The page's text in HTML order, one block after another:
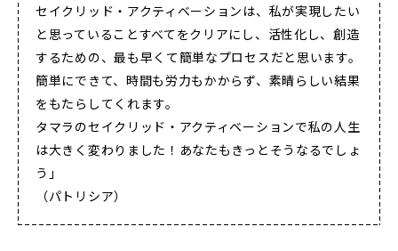
セイクリッド・アクティベーションは、私が実現したい
と思っていることすべてをクリアにし、活性化し、創造
するための、最も早くて簡単なプロセスだと思います。
簡単にできて、時間も労力もかからず、素晴らしい結果
をもたらしてくれます。
タマラのセイクリッド・アクティベーションで私の人生
は大きく変わりました！あなたもきっとそうなるでしょ
う」
（パトリシア）